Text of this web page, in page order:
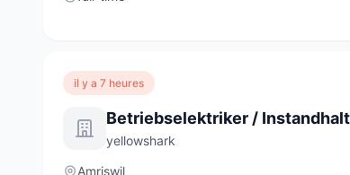
il y a 7 heures
yellowshark
Amriswil